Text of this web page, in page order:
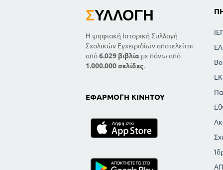
ΣΥΛΛΟΓΉ
Η ψηφιακή Ιστορική Συλλογή
Σχολικών Εγχειριδίων αποτελείται
από6.029 βιβλία με πάνω από
1.000.000 σελίδες.
ΕΦΑΡΜΟΓΉ ΚΙΝΗΤΟΎ